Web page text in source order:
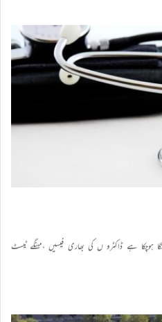
ہوچکا ہے ڈاکٹرو ں کی بھاری فیسیں ،مہنگے ٹیسٹ